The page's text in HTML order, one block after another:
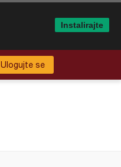
Ulogujte se
Instalirajte